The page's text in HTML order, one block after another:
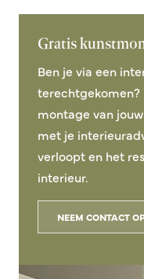
Gratis
Ben je via een
terechtgekomen?
montage van
met je
verloopt en het
interieur.
NEEM CONTACT